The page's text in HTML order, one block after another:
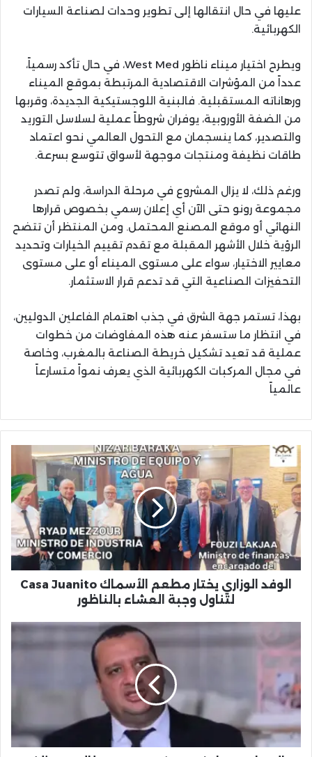
عليها في حال انتقالها إلى تطوير وحدات لصناعة السيارات
الكهربائية.
ويطرح اختيار ميناء ناظور West Med، في حال تأكد رسمياً،
عدداً من المؤشرات الاقتصادية المرتبطة بموقع الميناء
ورهاناته المستقبلية. فالبنية اللوجستيكية الجديدة، وقربها
من الضفة الأوروبية، يوفران شروطاً عملية لسلاسل التوريد
والتصدير، كما ينسجمان مع التحول العالمي نحو اعتماد
طاقات نظيفة ومنتجات موجهة لأسواق تتوسع بسرعة.
ورغم ذلك، لا يزال المشروع في مرحلة الدراسة، ولم تصدر
مجموعة رونو حتى الآن أي إعلان رسمي بخصوص قرارها
النهائي أو موقع المصنع المحتمل. ومن المنتظر أن تتضح
الرؤية خلال الأشهر المقبلة مع تقدم تقييم الخيارات وتحديد
معايير الاختيار، سواء على مستوى الميناء أو على مستوى
التحفيزات الصناعية التي قد تدعم قرار الاستثمار.
بهذا، تستمر جهة الشرق في جذب اهتمام الفاعلين الدوليين،
في انتظار ما ستسفر عنه هذه المفاوضات من خطوات
عملية قد تعيد تشكيل خريطة الصناعة بالمغرب، وخاصة
في مجال المركبات الكهربائية الذي يعرف نمواً متسارعاً
عالمياً
الوفد
الوزاري
يختار
مطعم
الأسماك
Casa
Juanito
لتناول
وجبة
العشاء
الوفد الوزاري يختار مطعم الأسماك Casa Juanito
لتناول وجبة العشاء بالناظور
مراد
زيبوح
ينوب
عن
40
طالب-
موظف
لإلغاء